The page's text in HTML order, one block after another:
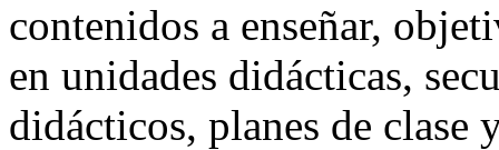
contenidos a enseñar,
en unidades didácticas,
didácticos, planes de clase